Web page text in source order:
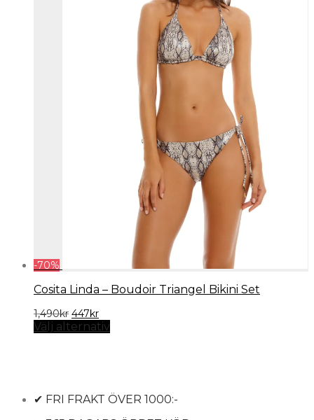
-70%
Cosita Linda – Boudoir Triangel Bikini Set
1,490kr Det
ursprungliga
447krDet
nuvarande
Välj alternativ
✔ FRI FRAKT ÖVER 1000:-